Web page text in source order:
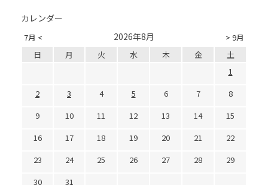
カレンダー
7月 < > 9月
2026年8月
日 月 火 水 木 金
土
1
2
3 4 5 6 7
8
9
10 11 12 13 14
15
16
17 18 19 20 21
22
23
24 25 26 27 28
29
30
31